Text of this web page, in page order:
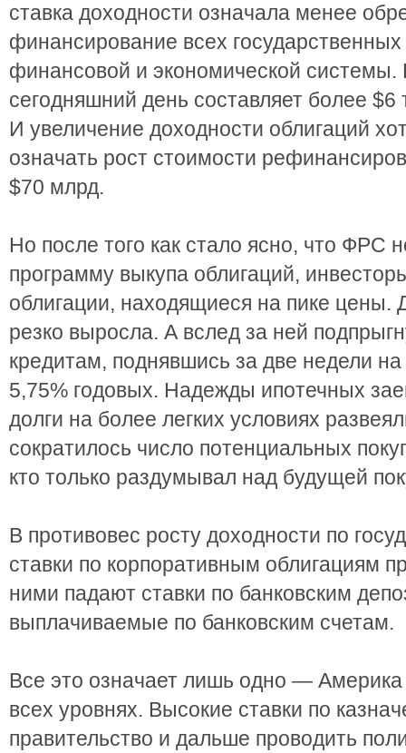
ставка доходности означала менее
финансирование всех
финансовой и экономической
сегодняшний день составляет более $6
И увеличение доходности облигаций
означать рост стоимости
$70 млрд.
Но после того как стало ясно, что ФРС
программу выкупа облигаций,
облигации, находящиеся на пике цены.
резко выросла. А вслед за ней
кредитам, поднявшись за две недели
5,75% годовых. Надежды ипотечных
долги на более легких условиях
сократилось число потенциальных
кто только раздумывал над будущей
В противовес росту доходности по
ставки по корпоративным облигациям
ними падают ставки по банковским
выплачиваемые по банковским счетам.
Все это означает лишь одно —
всех уровнях. Высокие ставки по
правительство и дальше проводить